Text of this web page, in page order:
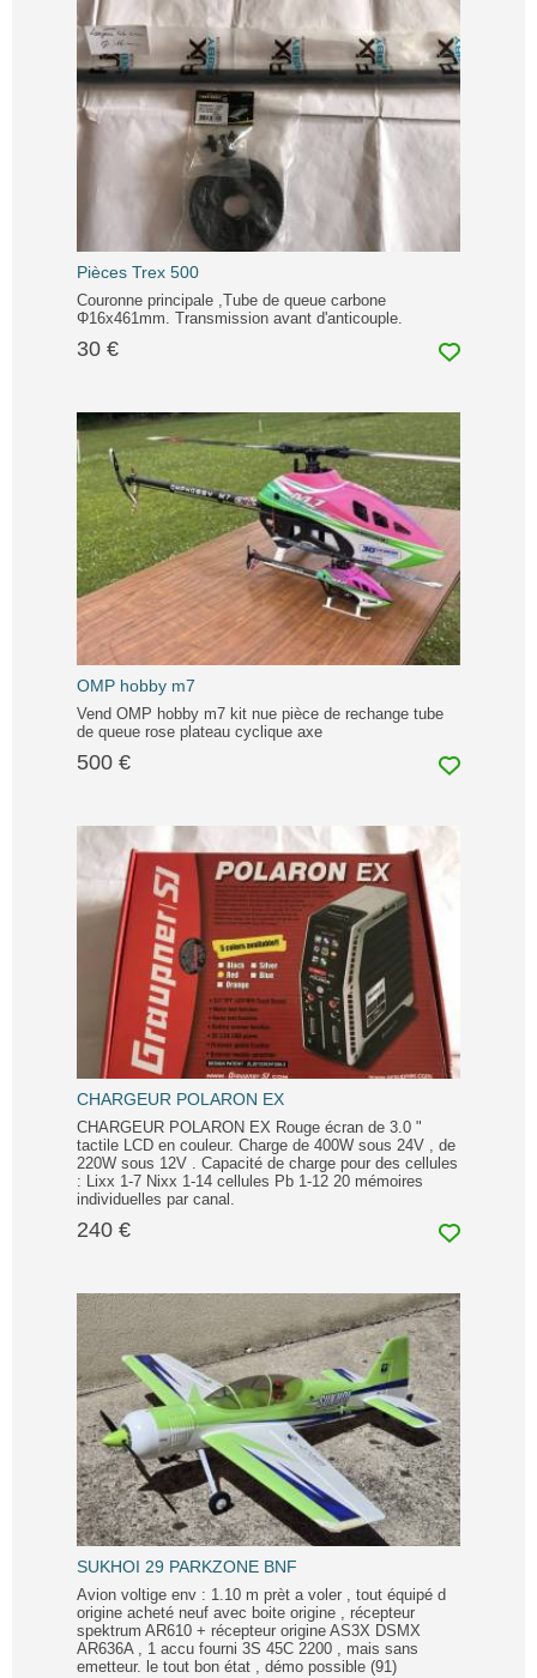
Pièces Trex 500
Couronne principale ,Tube de queue carbone
Φ16x461mm. Transmission avant d'anticouple.
30 €
OMP hobby m7
Vend OMP hobby m7 kit nue pièce de rechange tube
de queue rose plateau cyclique axe
500 €
CHARGEUR POLARON EX
CHARGEUR POLARON EX Rouge écran de 3.0 "
tactile LCD en couleur. Charge de 400W sous 24V , de
220W sous 12V . Capacité de charge pour des cellules
: Lixx 1-7 Nixx 1-14 cellules Pb 1-12 20 mémoires
individuelles par canal.
240 €
SUKHOI 29 PARKZONE BNF
Avion voltige env : 1.10 m prèt a voler , tout équipé d
origine acheté neuf avec boite origine , récepteur
spektrum AR610 + récepteur origine AS3X DSMX
AR636A , 1 accu fourni 3S 45C 2200 , mais sans
emetteur. le tout bon état , démo possible (91)